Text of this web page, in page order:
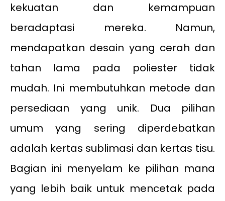
kekuatan dan kemampuan
beradaptasi mereka. Namun,
mendapatkan desain yang cerah dan
tahan lama pada poliester tidak
mudah. Ini membutuhkan metode dan
persediaan yang unik. Dua pilihan
umum yang sering diperdebatkan
adalah kertas sublimasi dan kertas tisu.
Bagian ini menyelam ke pilihan mana
yang lebih baik untuk mencetak pada